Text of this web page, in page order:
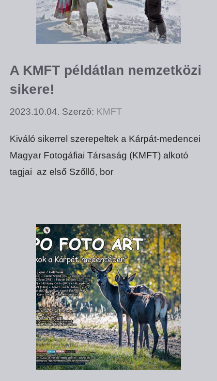
A KMFT példátlan nemzetközi
sikere!
2023.10.04. Szerző: KMFT
Kiváló sikerrel szerepeltek a Kárpát-medencei
Magyar Fotogáfiai Társaság (KMFT) alkotó
tagjai az első Szőllő, bor